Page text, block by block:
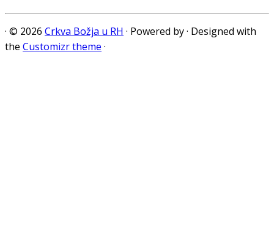
· © 2026 Crkva Božja u RH · Powered by· Designed with
the Customizr theme ·